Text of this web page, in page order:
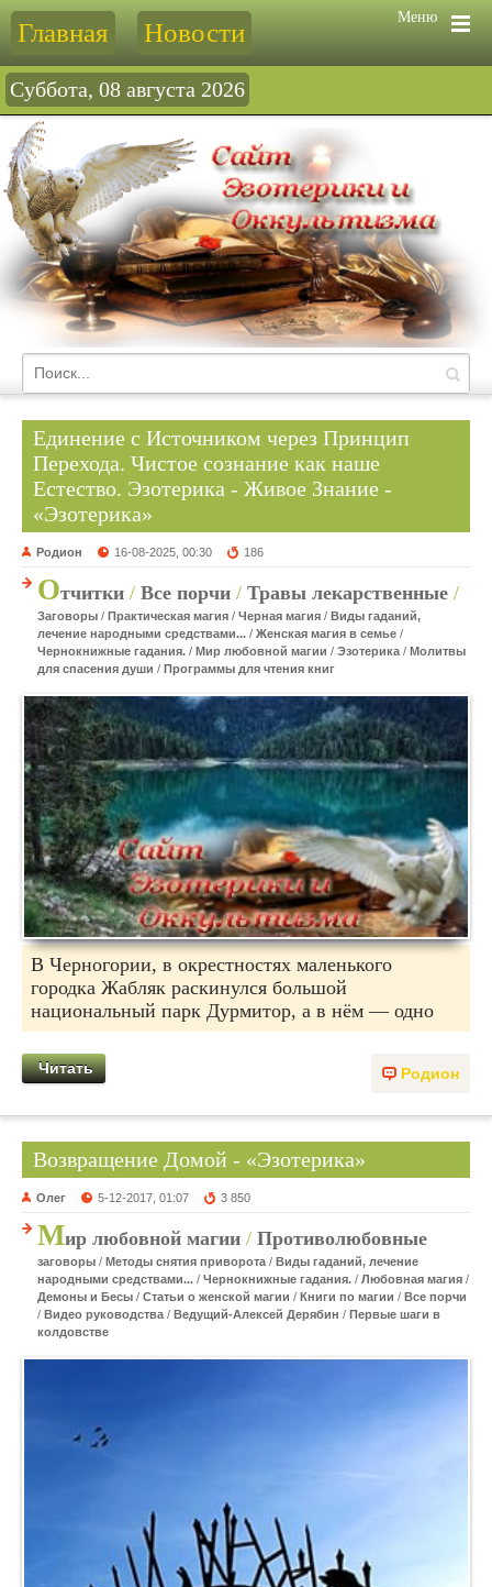
Меню
Главная Новости
Суббота, 08 августа 2026
Единение с Источником через Принцип
Перехода. Чистое сознание как наше
Естество. Эзотерика - Живое Знание -
«Эзотерика»
Родион 16-08-2025, 00:30 186
Отчитки / Все порчи / Травы лекарственные /
Заговоры / Практическая магия / Черная магия / Виды гаданий,
лечение народными средствами... / Женская магия в семье /
Чернокнижные гадания. / Мир любовной магии / Эзотерика / Молитвы
для спасения души / Программы для чтения книг
В Черногории, в окрестностях маленького
городка Жабляк раскинулся большой
национальный парк Дурмитор, а в нём — одно
Родион
Читать
Возвращение Домой - «Эзотерика»
Олег 5-12-2017, 01:07 3 850
Мир любовной магии / Противолюбовные
заговоры / Методы снятия приворота / Виды гаданий, лечение
народными средствами... / Чернокнижные гадания. / Любовная магия /
Демоны и Бесы / Статьи о женской магии / Книги по магии / Все порчи
/ Видео руководства / Ведущий-Алексей Дерябин / Первые шаги в
колдовстве